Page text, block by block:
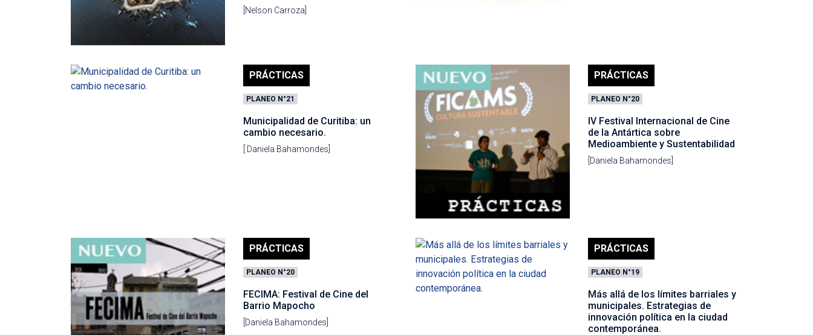
[Nelson Carroza]
PRÁCTICAS
PLANEO N°21
Municipalidad de Curitiba: un
cambio necesario.
[ Daniela Bahamondes]
PRÁCTICAS
PLANEO N°20
IV Festival Internacional de Cine
de la Antártica sobre
Medioambiente y Sustentabilidad
[Daniela Bahamondes]
PRÁCTICAS
PLANEO N°20
FECIMA: Festival de Cine del
Barrio Mapocho
[Daniela Bahamondes]
PRÁCTICAS
PLANEO N°19
Más allá de los límites barriales y
municipales. Estrategias de
innovación política en la ciudad
contemporánea.